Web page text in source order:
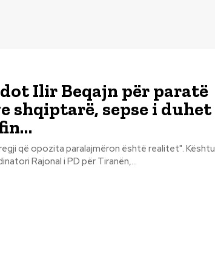
Ilir Beqajn për paratë
shqiptarë, sepse i duhet
që opozita paralajmëron është realitet". Kështu
Rajonal i PD për Tiranën,...